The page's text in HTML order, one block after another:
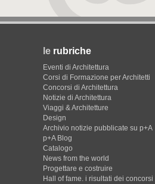
le rubriche
Eventi di Architettura
Corsi di Formazione per Architetti
Concorsi di Architettura
Notizie di Architettura
Viaggi & Architetture
Design
Archivio notizie pubblicate su p+A
p+A Blog
Catalogo
News from the world
Progettare e costruire
Hall of fame. i risultati dei concorsi